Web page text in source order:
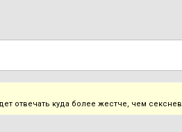
отвечать куда более жестче, чем